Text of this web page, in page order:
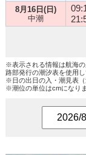
8月16日(日)
中潮
※表示される情報は航海
路部発行の潮汐表を使用し
※日の出日の入・潮見表（
※潮位の単位はcmになりま